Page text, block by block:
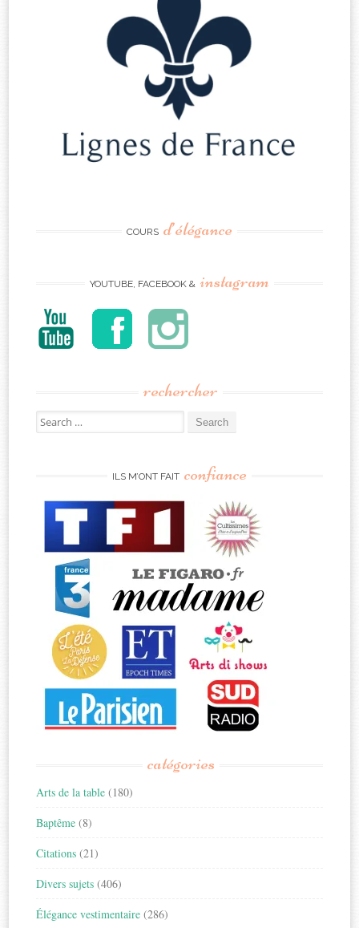
COURS d’élégance
YOUTUBE, FACEBOOK & instagram
rechercher
Search
for:
ILS M’ONT FAIT confiance
catégories
Arts de la table (180)
Baptême (8)
Citations (21)
Divers sujets (406)
Élégance vestimentaire (286)